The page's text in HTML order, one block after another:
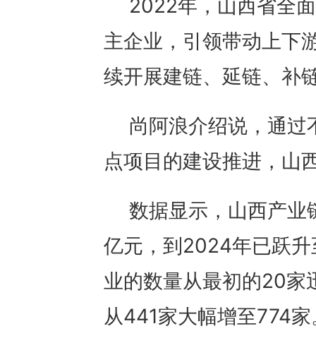
2022年，山西省全
主企业，引领带动上下
续开展建链、延链、补
尚阿浪介绍说，通
点项目的建设推进，山
数据显示，山西产
亿元，到2024年已跃
业的数量从最初的20家
从441家大幅增至774家